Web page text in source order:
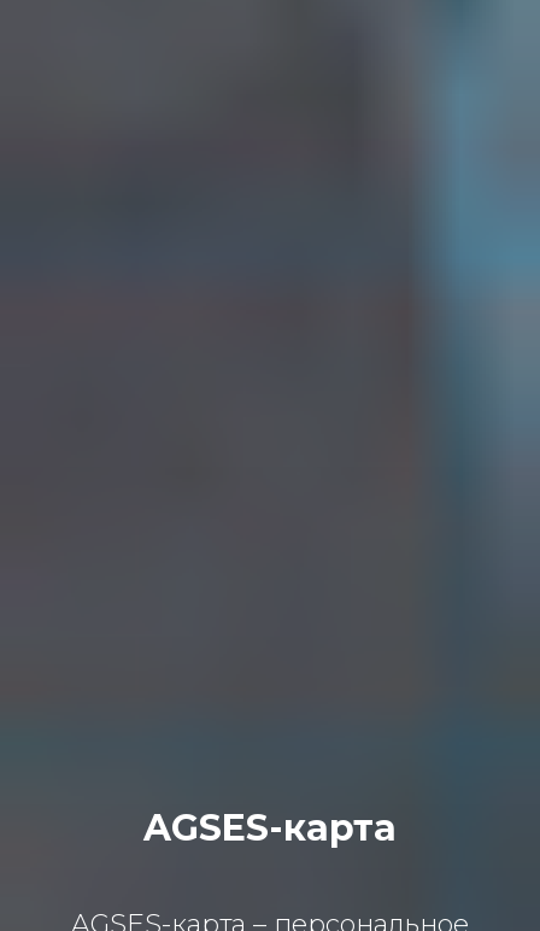
AGSES-карта
AGSES-кaртa – персoнaльнoе